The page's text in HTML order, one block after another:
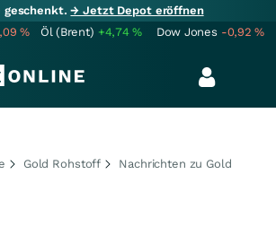
geschenkt.→ Jetzt Depot eröffnen
% Öl (Brent) +4,74% Dow Jones -0,92%
Gold Rohstoff Nachrichten zu Gold